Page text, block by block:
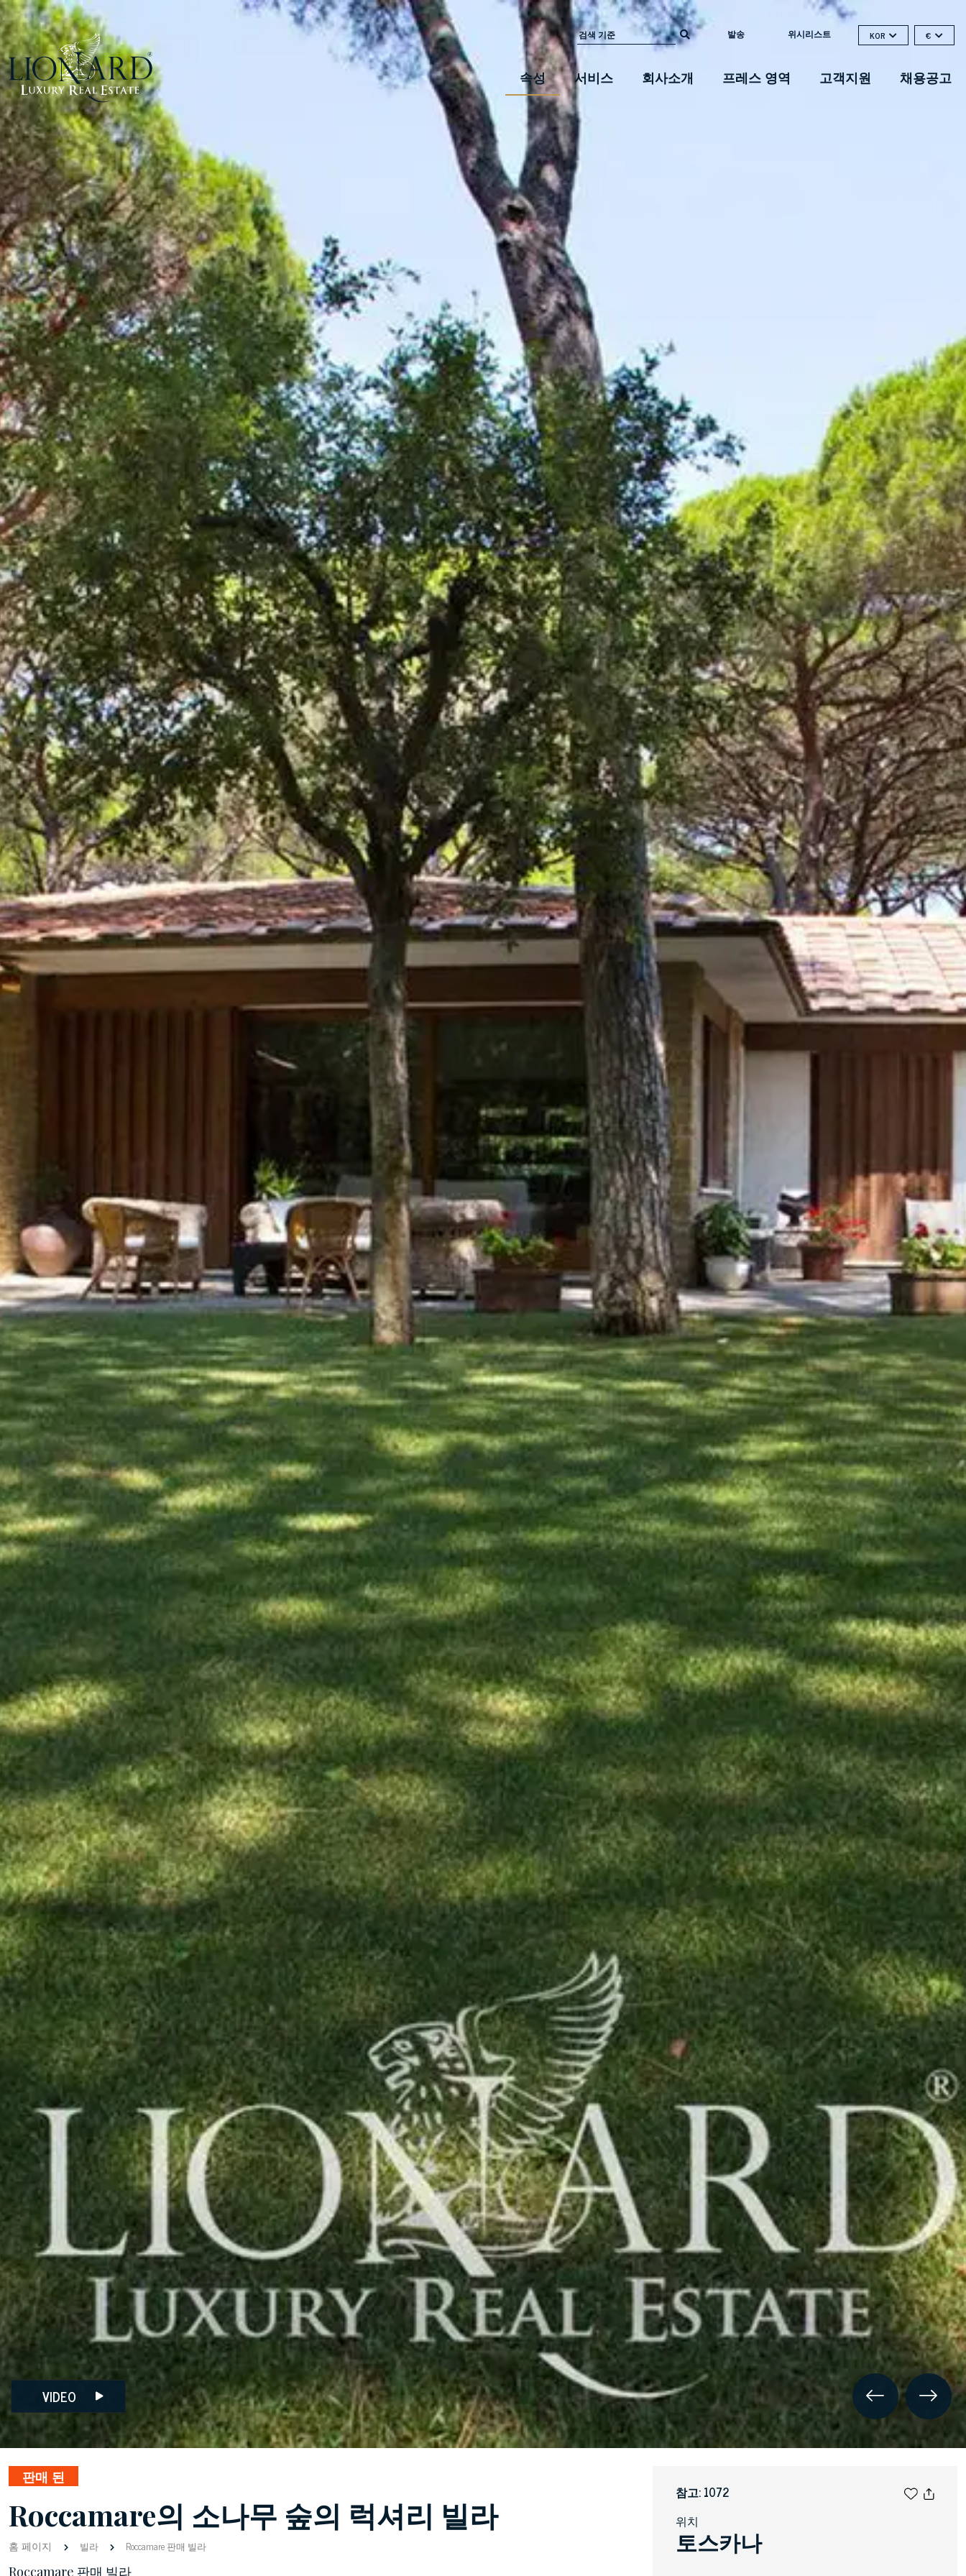
발송 위시리스트 KOR €
속성 서비스 회사소개 프레스 영역 고객지원 채용공고
VIDEO
판매 된
Roccamare의 소나무 숲의 럭셔리 빌라
홈 페이지 빌라 Roccamare 판매 빌라
Roccamare 판매 빌라
참고: 1072
위치
토스카나